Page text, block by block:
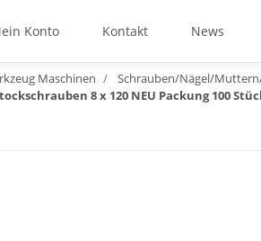
Konto Kontakt News
Maschinen Schrauben/Nägel/
8 x 120 NEU Packung 100